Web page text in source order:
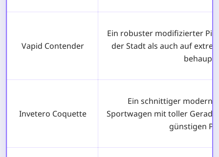
Vapid Contender
Ein robuster modifizierter
der Stadt als auch auf
Invetero Coquette
Ein schnittiger
Sportwagen mit toller
günstigen